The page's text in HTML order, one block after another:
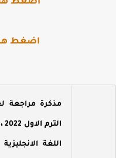
اضغط هنا
اضغط هنا
مذكرة مراجعة
الترم الاول 2022 ،
اللغة الانجليزية